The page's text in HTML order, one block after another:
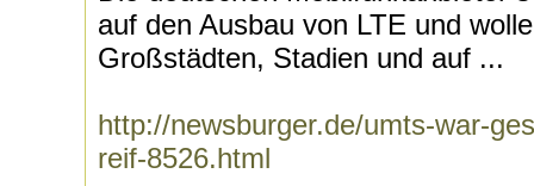
auf den Ausbau von LTE und
Großstädten, Stadien und auf ...
http://newsburger.de/umts-war-
reif-8526.html